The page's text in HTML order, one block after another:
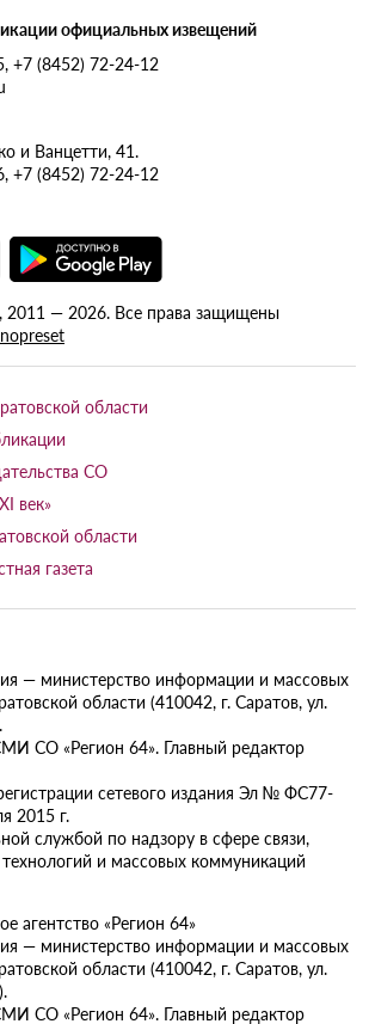
официальных извещений
+7 (8452) 72-24-12
и Ванцетти, 41.
+7 (8452) 72-24-12
2011 — 2026. Все права защищены
области
СО
век»
области
газета
— министерство информации и массовых
области (410042, г. Саратов, ул.
СО «Регион 64». Главный редактор
сетевого издания Эл № ФС77-
2015 г.
службой по надзору в сфере связи,
и массовых коммуникаций
агентство «Регион 64»
— министерство информации и массовых
области (410042, г. Саратов, ул.
СО «Регион 64». Главный редактор